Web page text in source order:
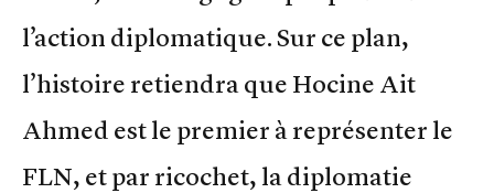
l’action diplomatique. Sur ce plan,
l’histoire retiendra que Hocine Ait
Ahmed est le premier à représenter le
FLN, et par ricochet, la diplomatie